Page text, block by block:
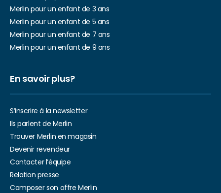
Merlin pour un enfant de 3 ans
Merlin pour un enfant de 5 ans
Merlin pour un enfant de 7 ans
Merlin pour un enfant de 9 ans
En savoir plus?
S’inscrire à la newsletter
Ils parlent de Merlin
Trouver Merlin en magasin
Devenir revendeur
Contacter l’équipe
Relation presse
Composer son offre Merlin